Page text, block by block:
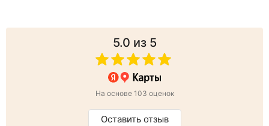
5.0 из 5
На основе 103 оценок
Оставить отзыв